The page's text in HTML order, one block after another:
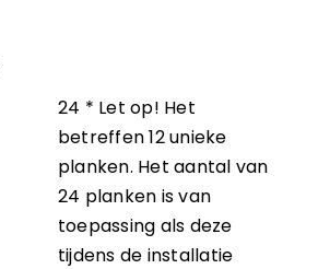
24 * Let op! Het
betreffen 12 unieke
planken. Het aantal van
24 planken is van
toepassing als deze
tijdens de installatie